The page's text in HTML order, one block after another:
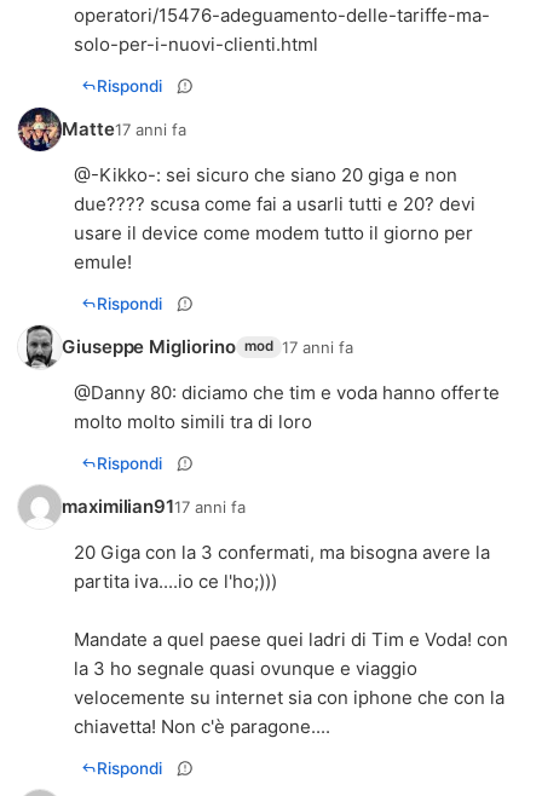
operatori/15476-adeguamento-delle-tariffe-ma-
solo-per-i-nuovi-clienti.html
Rispondi
Matte17 anni fa
@-Kikko-: sei sicuro che siano 20 giga e non
due???? scusa come fai a usarli tutti e 20? devi
usare il device come modem tutto il giorno per
emule!
Rispondi
Giuseppe Migliorino mod 17 anni fa
@Danny 80: diciamo che tim e voda hanno offerte
molto molto simili tra di loro
Rispondi
maximilian9117 anni fa
20 Giga con la 3 confermati, ma bisogna avere la
partita iva....io ce l'ho;)))
Mandate a quel paese quei ladri di Tim e Voda! con
la 3 ho segnale quasi ovunque e viaggio
velocemente su internet sia con iphone che con la
chiavetta! Non c'è paragone....
Rispondi